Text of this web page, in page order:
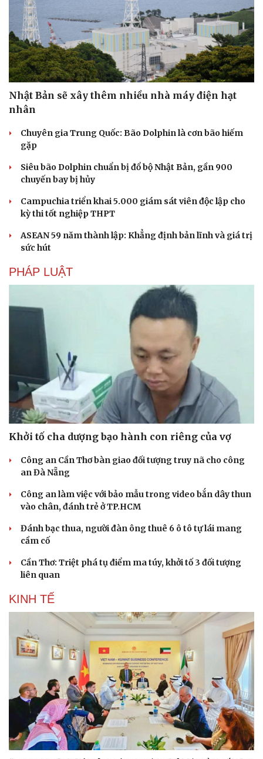
Du lịch
Săn Tour
check-in
Đọc truyện đêm khuya
Hạt giống tâm hồn
Nhật Bản sẽ xây thêm nhiều nhà máy điện hạt
nhân
Chuyên gia Trung Quốc: Bão Dolphin là cơn bão hiếm
gặp
Siêu bão Dolphin chuẩn bị đổ bộ Nhật Bản, gần 900
chuyến bay bị hủy
Campuchia triển khai 5.000 giám sát viên độc lập cho
kỳ thi tốt nghiệp THPT
ASEAN 59 năm thành lập: Khẳng định bản lĩnh và giá trị
sức hút
PHÁP LUẬT
Khởi tố cha dượng bạo hành con riêng của vợ
Công an Cần Thơ bàn giao đối tượng truy nã cho công
an Đà Nẵng
Công an làm việc với bảo mẫu trong video bắn dây thun
vào chân, đánh trẻ ở TP.HCM
Đánh bạc thua, người đàn ông thuê 6 ô tô tự lái mang
cầm cố
Cần Thơ: Triệt phá tụ điểm ma túy, khởi tố 3 đối tượng
liên quan
KINH TẾ